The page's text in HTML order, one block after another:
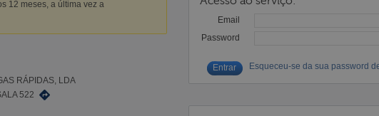
12 meses, a última vez a
RÁPIDAS, LDA
522
Email
Password
Esqueceu-se da sua password